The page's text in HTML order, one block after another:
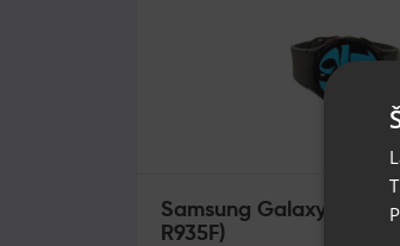
Samsung Galaxy
R935F)